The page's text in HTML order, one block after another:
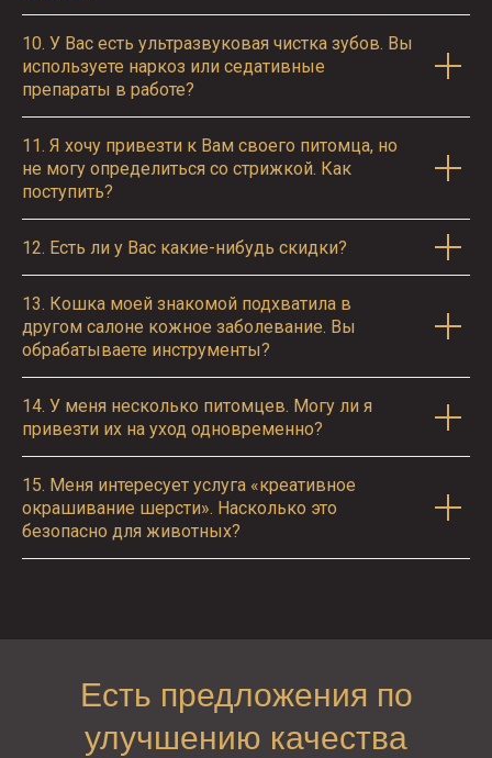
10. У Вас есть ультразвуковая чистка зубов. Вы
используете наркоз или седативные
препараты в работе?
11. Я хочу привезти к Вам своего питомца, но
не могу определиться со стрижкой. Как
поступить?
12. Есть ли у Вас какие-нибудь скидки?
13. Кошка моей знакомой подхватила в
другом салоне кожное заболевание. Вы
обрабатываете инструменты?
14. У меня несколько питомцев. Могу ли я
привезти их на уход одновременно?
15. Меня интересует услуга «креативное
окрашивание шерсти». Насколько это
безопасно для животных?
Есть предложения по
улучшению качества